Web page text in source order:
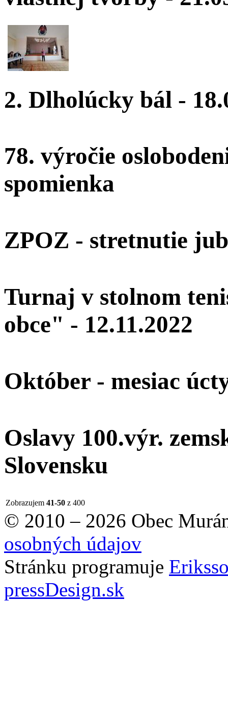
2. Dlholúcky bál -
78. výročie
spomienka
ZPOZ - stretnutie
Turnaj v stolnom
obce" - 12.11.2022
Október - mesiac
Oslavy 100.výr.
Slovensku
Zobrazujem 41-50 z 400
© 2010 – 2026 Obec
osobných údajov
Stránku programuje
pressDesign.sk